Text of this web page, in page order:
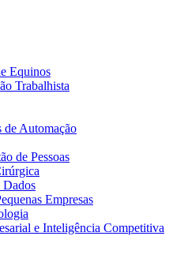
Equinos
Trabalhista
de Automação
de Pessoas
Dados
Empresas
e Inteligência Competitiva